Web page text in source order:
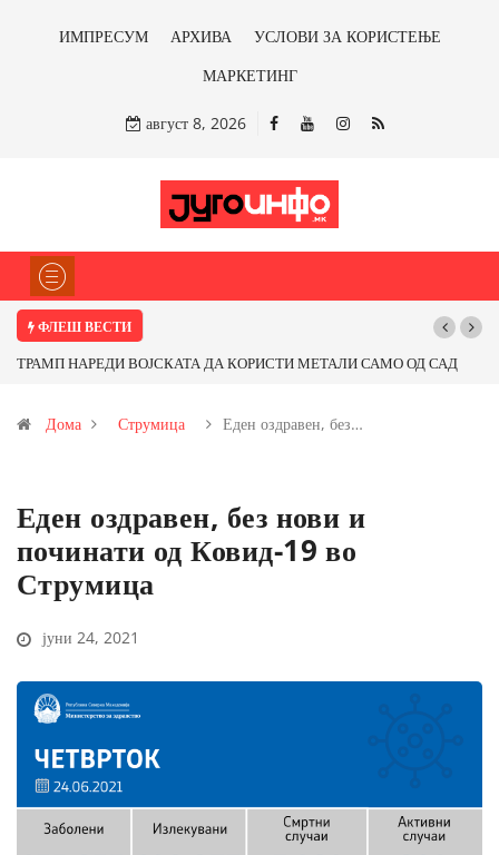
ИМПРЕСУМ АРХИВА
УСЛОВИ ЗА КОРИСТЕЊЕ
МАРКЕТИНГ
август 8, 2026
ФЛЕШ ВЕСТИ
ТРАМП НАРЕДИ ВОЈСКАТА ДА КОРИСТИ МЕТАЛИ САМО ОД САД
Иловица и со антимонот?
Дома Струмица Еден оздравен, без…
Еден оздравен, без нови и
починати од Ковид-19 во
Струмица
јуни 24, 2021